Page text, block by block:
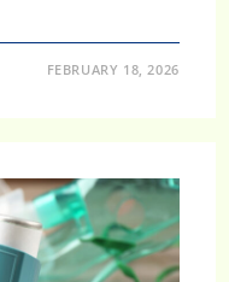
FEBRUARY 18, 2026